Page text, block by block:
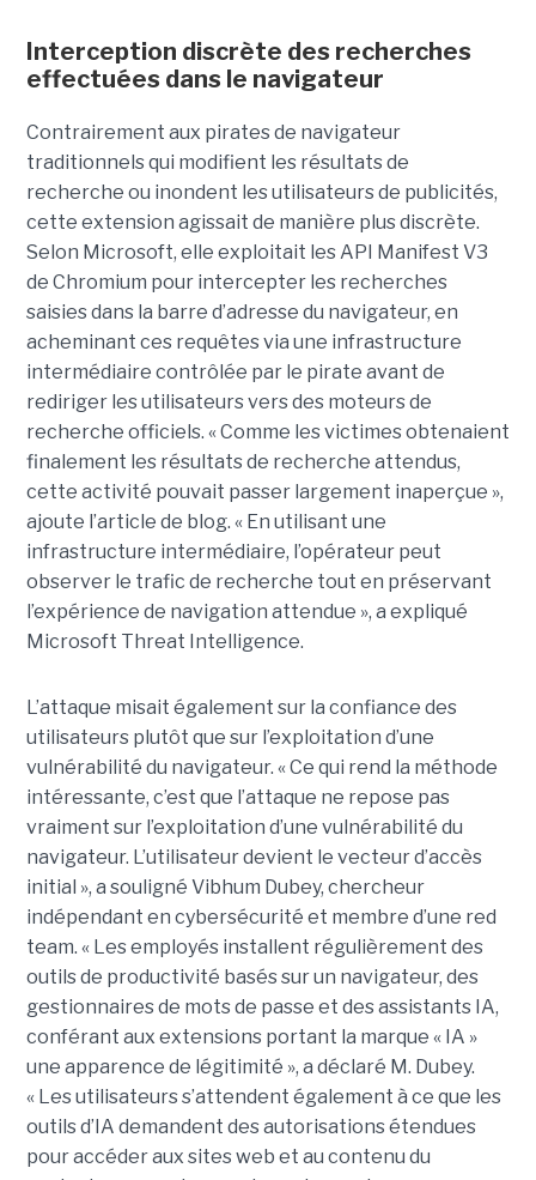
Interception discrète des recherches
effectuées dans le navigateur
Contrairement aux pirates de navigateur
traditionnels qui modifient les résultats de
recherche ou inondent les utilisateurs de publicités,
cette extension agissait de manière plus discrète.
Selon Microsoft, elle exploitait les API Manifest V3
de Chromium pour intercepter les recherches
saisies dans la barre d’adresse du navigateur, en
acheminant ces requêtes via une infrastructure
intermédiaire contrôlée par le pirate avant de
rediriger les utilisateurs vers des moteurs de
recherche officiels. « Comme les victimes obtenaient
finalement les résultats de recherche attendus,
cette activité pouvait passer largement inaperçue »,
ajoute l’article de blog. « En utilisant une
infrastructure intermédiaire, l’opérateur peut
observer le trafic de recherche tout en préservant
l’expérience de navigation attendue », a expliqué
Microsoft Threat Intelligence.
L’attaque misait également sur la confiance des
utilisateurs plutôt que sur l’exploitation d’une
vulnérabilité du navigateur. « Ce qui rend la méthode
intéressante, c’est que l’attaque ne repose pas
vraiment sur l’exploitation d’une vulnérabilité du
navigateur. L’utilisateur devient le vecteur d’accès
initial », a souligné Vibhum Dubey, chercheur
indépendant en cybersécurité et membre d’une red
team. « Les employés installent régulièrement des
outils de productivité basés sur un navigateur, des
gestionnaires de mots de passe et des assistants IA,
conférant aux extensions portant la marque « IA »
une apparence de légitimité », a déclaré M. Dubey.
« Les utilisateurs s’attendent également à ce que les
outils d’IA demandent des autorisations étendues
pour accéder aux sites web et au contenu du